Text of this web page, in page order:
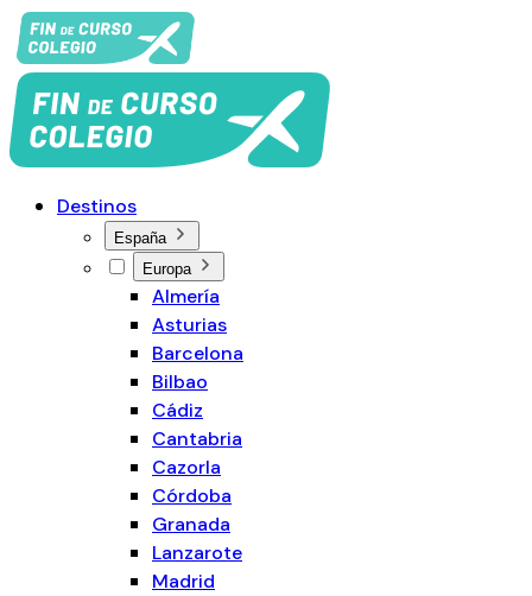
Destinos
España
Europa
Almería
Asturias
Barcelona
Bilbao
Cádiz
Cantabria
Cazorla
Córdoba
Granada
Lanzarote
Madrid